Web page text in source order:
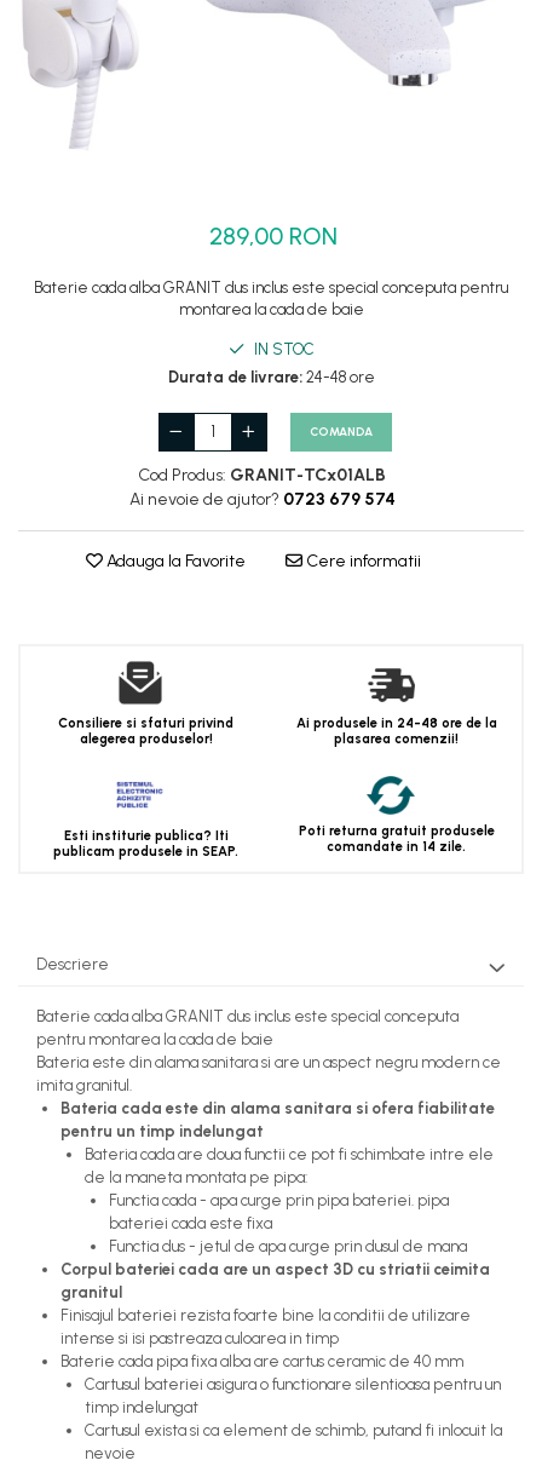
Set dus complet echipat
Suport prindere para dus
Baterie salon
Baterii bideu
Dus baie complet
289,00 RON
Baterie cada alba GRANIT dus inclus este special conceputa pentru
montarea la cada de baie
IN STOC
Durata de livrare:24-48 ore
COMANDA
Cod Produs: GRANIT-TCx01ALB
Ai nevoie de ajutor? 0723 679 574
Adauga la Favorite Cere informatii
Consiliere si sfaturi privind
alegerea produselor!
Ai produsele in 24-48 ore de la
plasarea comenzii!
Esti institurie publica? Iti
publicam produsele in SEAP.
Poti returna gratuit produsele
comandate in 14 zile.
Descriere
Baterie cada alba GRANIT dus inclus este special conceputa
pentru montarea la cada de baie
Bateria este din alama sanitara si are un aspect negru modern ce
imita granitul.
Bateria cada este din alama sanitara si ofera fiabilitate
pentru un timp indelungat
Bateria cada are doua functii ce pot fi schimbate intre ele
de la maneta montata pe pipa:
Functia cada - apa curge prin pipa bateriei. pipa
bateriei cada este fixa
Functia dus - jetul de apa curge prin dusul de mana
Corpul bateriei cada are un aspect 3D cu striatii ceimita
granitul
Finisajul bateriei rezista foarte bine la conditii de utilizare
intense si isi pastreaza culoarea in timp
Baterie cada pipa fixa alba are cartus ceramic de 40 mm
Cartusul bateriei asigura o functionare silentioasa pentru un
timp indelungat
Cartusul exista si ca element de schimb, putand fi inlocuit la
nevoie